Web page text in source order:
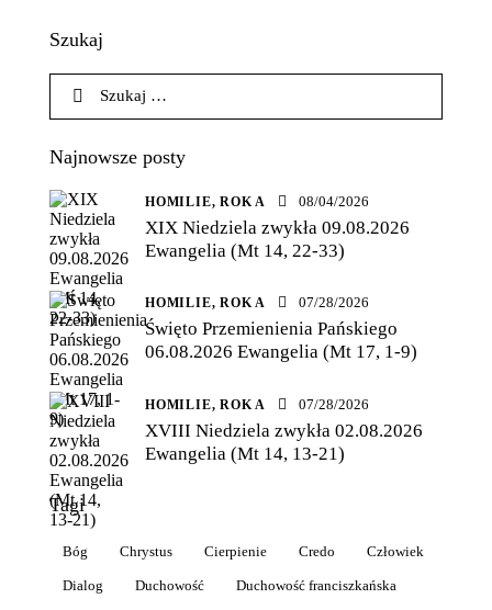
Szukaj
Najnowsze posty
HOMILIE,ROK A 08/04/2026
XIX Niedziela zwykła 09.08.2026
Ewangelia (Mt 14, 22-33)
HOMILIE,ROK A 07/28/2026
Święto Przemienienia Pańskiego
06.08.2026 Ewangelia (Mt 17, 1-9)
HOMILIE,ROK A 07/28/2026
XVIII Niedziela zwykła 02.08.2026
Ewangelia (Mt 14, 13-21)
Tagi
Bóg Chrystus Cierpienie Credo Człowiek
Dialog Duchowość Duchowość franciszkańska